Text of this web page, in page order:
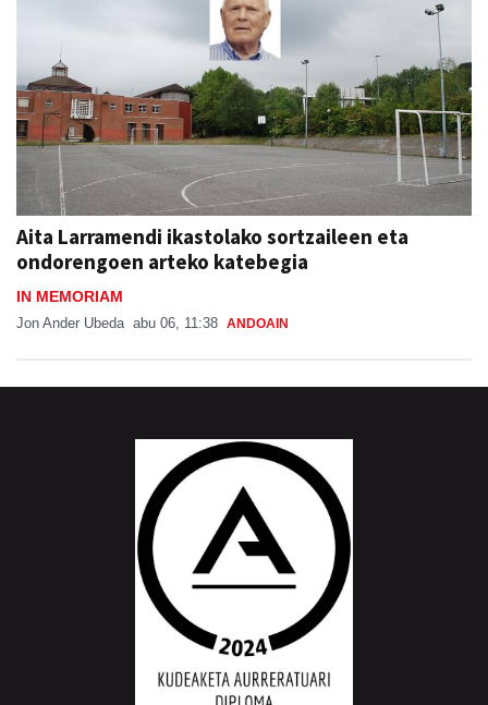
Aita Larramendi ikastolako sortzaileen eta
ondorengoen arteko katebegia
IN MEMORIAM
Jon Ander Ubeda abu 06, 11:38 ANDOAIN